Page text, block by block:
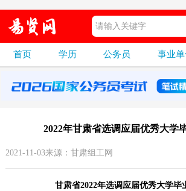
首页 学历 公务员 事业单
2022年甘肃省选调应届优秀大学
2021-11-03来源：甘肃组工网
甘肃省2022年选调应届优秀大学毕